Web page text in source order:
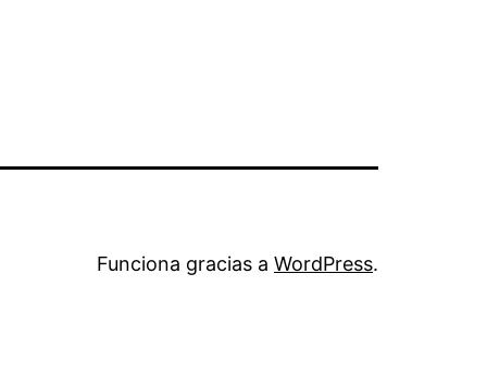
Funciona gracias a WordPress.